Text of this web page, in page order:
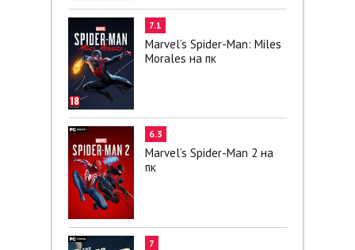
7.1
Marvel’s Spider-Man: Miles
Morales на пк
6.3
Marvel’s Spider-Man 2 на
пк
7